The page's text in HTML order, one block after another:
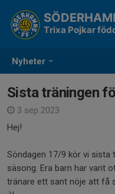
Nyheter
Trixa Pojkar
Sista träningen
3 sep 2023
Hej!
Söndagen 17/9 kör vi sista
säsong. Era barn har varit
tränare ett sant nöje att få